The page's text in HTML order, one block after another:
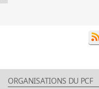
ORGANISATIONS DU PCF